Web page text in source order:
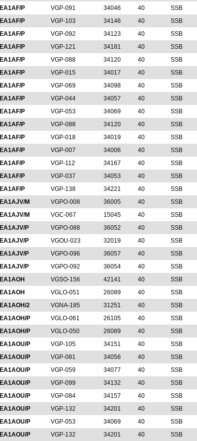
EA1AF/P
VGP-091 34046 40 SSB
EA1AF/P
VGP-103 34146 40 SSB
EA1AF/P
VGP-092 34123 40 SSB
EA1AF/P
VGP-121 34181 40 SSB
EA1AF/P
VGP-088 34120 40 SSB
EA1AF/P
VGP-015 34017 40 SSB
EA1AF/P
VGP-069 34098 40 SSB
EA1AF/P
VGP-044 34057 40 SSB
EA1AF/P
VGP-053 34069 40 SSB
EA1AF/P
VGP-088 34120 40 SSB
EA1AF/P
VGP-018 34019 40 SSB
EA1AF/P
VGP-007 34006 40 SSB
EA1AF/P
VGP-112 34167 40 SSB
EA1AF/P
VGP-037 34053 40 SSB
EA1AF/P
VGP-138 34221 40 SSB
EA1AJV/M
VGPO-008 36005 40 SSB
EA1AJV/M
VGC-067 15045 40 SSB
EA1AJV/P
VGPO-088 36052 40 SSB
EA1AJV/P
VGOU-023 32019 40 SSB
EA1AJV/P
VGPO-096 36057 40 SSB
EA1AJV/P
VGPO-092 36054 40 SSB
EA1AOH
VGSO-156 42141 40 SSB
EA1AOH
VGLO-051 26089 40 SSB
EA1AOH/2
VGNA-185 31251 40 SSB
EA1AOH/P
VGLO-061 26105 40 SSB
EA1AOH/P
VGLO-050 26089 40 SSB
EA1AOU/P
VGP-105 34151 40 SSB
EA1AOU/P
VGP-081 34056 40 SSB
EA1AOU/P
VGP-059 34077 40 SSB
EA1AOU/P
VGP-099 34132 40 SSB
EA1AOU/P
VGP-084 34157 40 SSB
EA1AOU/P
VGP-132 34201 40 SSB
EA1AOU/P
VGP-053 34069 40 SSB
EA1AOU/P
VGP-132 34201 40 SSB